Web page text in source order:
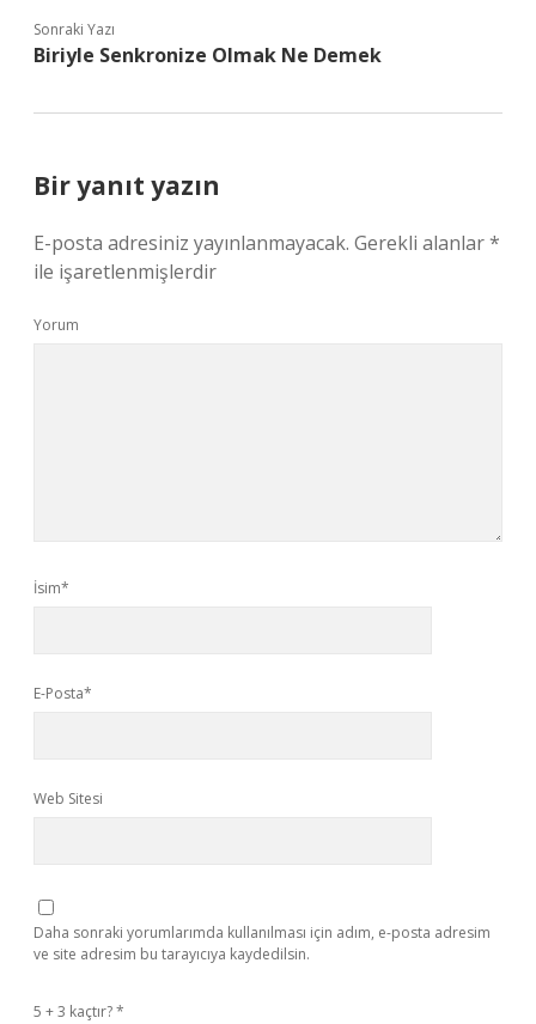
Sonraki Yazı
Biriyle Senkronize Olmak Ne Demek
Bir yanıt yazın
E-posta adresiniz yayınlanmayacak. Gerekli alanlar*
ile işaretlenmişlerdir
Yorum
İsim*
E-Posta*
Web Sitesi
Daha sonraki yorumlarımda kullanılması için adım, e-posta adresim
ve site adresim bu tarayıcıya kaydedilsin.
5 + 3 kaçtır?*